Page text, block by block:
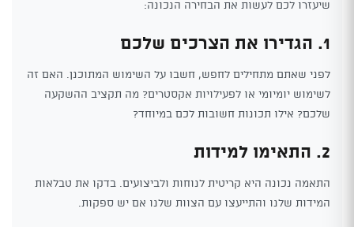
שיעזרו לכם לעשות את הבחירה הנכונה:
1. הגדירו את הצרכים שלכם
לפני שאתם מתחילים לחפש, חשבו על השימוש המתוכנן. האם זה
לשימוש יומיומי או לפעילויות אקסטרים? מה תקציב ההשקעה
שלכם? אילו תכונות חשובות לכם במיוחד?
2. התאימו למידות
התאמה נכונה היא קריטית לנוחות ולביצועים. בדקו את טבלאות
המידות שלנו והתייעצו עם הצוות שלנו אם יש ספקות.